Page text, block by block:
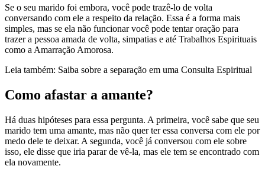
Se o seu marido foi embora, você pode trazê-lo de volta
conversando com ele a respeito da relação. Essa é a forma mais
simples, mas se ela não funcionar você pode tentar oração para
trazer a pessoa amada de volta, simpatias e até Trabalhos Espirituais
como a Amarração Amorosa.
Leia também: Saiba sobre a separação em uma Consulta Espiritual
Como afastar a amante?
Há duas hipóteses para essa pergunta. A primeira, você sabe que seu
marido tem uma amante, mas não quer ter essa conversa com ele por
medo dele te deixar. A segunda, você já conversou com ele sobre
isso, ele disse que iria parar de vê-la, mas ele tem se encontrado com
ela novamente.